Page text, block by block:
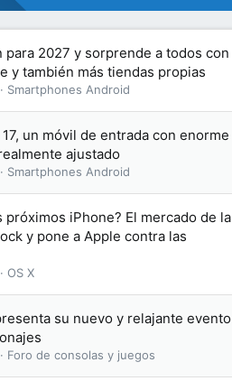
para 2027 y sorprende a todos con
y también más tiendas propias
Smartphones Android
un móvil de entrada con enorme
ajustado
Smartphones Android
iPhone? El mercado de la
y pone a Apple contra las
OS X
su nuevo y relajante evento
Foro de consolas y juegos